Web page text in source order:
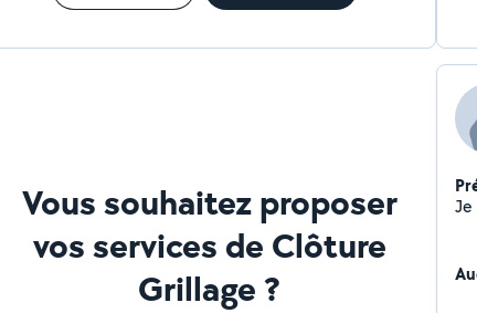
Vous souhaitez proposer
vos services de Clôture
Grillage ?